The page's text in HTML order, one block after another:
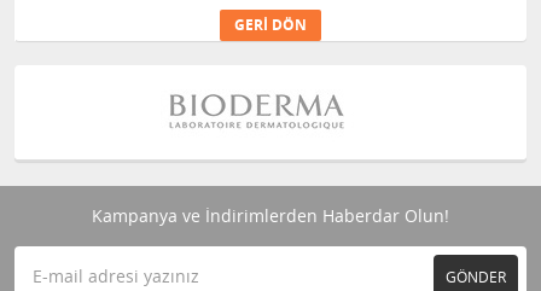
GERI DÖN
Kampanya ve İndirimlerden Haberdar Olun!
GÖNDER